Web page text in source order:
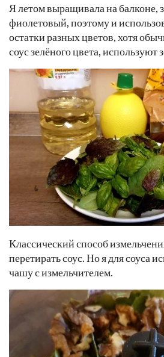
Я летом выращивала на балконе,
фиолетовый, поэтому и
остатки разных цветов, хотя
соус зелёного цвета, используют
Классический способ
перетирать соус. Но я для соуса
чашу с измельчителем.